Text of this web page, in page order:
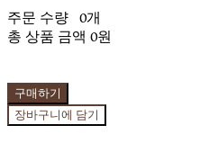
주문 수량
0개
총 상품 금액 0원
구매하기
장바구니에 담기